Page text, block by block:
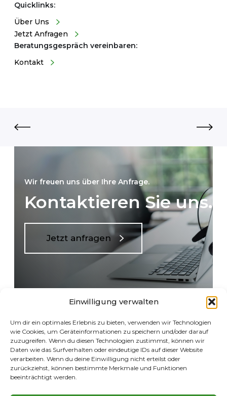
Einwilligung verwalten
Um dir ein optimales Erlebnis zu bieten, verwenden wir Technologien
wie Cookies, um Geräteinformationen zu speichern und/oder darauf
zuzugreifen. Wenn du diesen Technologien zustimmst, können wir
Daten wie das Surfverhalten oder eindeutige IDs auf dieser Website
verarbeiten. Wenn du deine Einwilligung nicht erteilst oder
zurückziehst, können bestimmte Merkmale und Funktionen
beeinträchtigt werden.
Quicklinks:
Über Uns
Jetzt Anfragen
Beratungsgespräch vereinbaren:
Kontakt
Wir freuen uns über Ihre Anfrage.
Kontaktieren Sie uns.
Jetzt anfragen